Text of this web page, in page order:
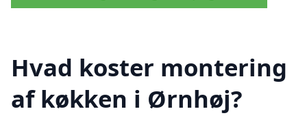
Hvad koster montering
af køkken i Ørnhøj?